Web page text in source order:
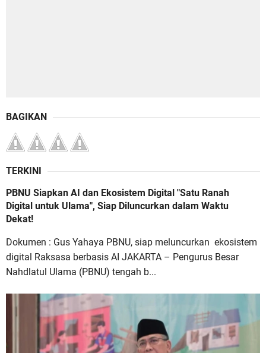
BAGIKAN
TERKINI
PBNU Siapkan AI dan Ekosistem Digital "Satu Ranah
Digital untuk Ulama", Siap Diluncurkan dalam Waktu
Dekat!
Dokumen : Gus Yahaya PBNU, siap meluncurkan ekosistem
digital Raksasa berbasis AI JAKARTA – Pengurus Besar
Nahdlatul Ulama (PBNU) tengah b...